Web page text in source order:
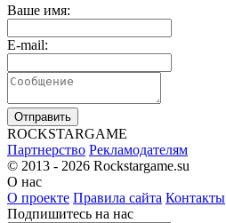
Ваше имя:
E-mail:
Отправить
ROCKSTARGAME
Партнерство Рекламодателям
© 2013 - 2026 Rockstargame.su
О нас
О проекте Правила сайта Контакты
Подпишитесь на нас